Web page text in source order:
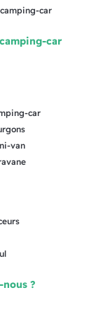
car
car
car
van
nous ?